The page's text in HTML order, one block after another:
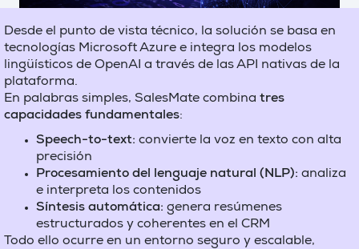
Desde el punto de vista técnico, la solución se basa en
tecnologías Microsoft Azure e integra los modelos
lingüísticos de OpenAI a través de las API nativas de la
plataforma.
En palabras simples, SalesMate combina tres
capacidades fundamentales:
Speech-to-text: convierte la voz en texto con alta
precisión
Procesamiento del lenguaje natural (NLP): analiza
e interpreta los contenidos
Síntesis automática: genera resúmenes
estructurados y coherentes en el CRM
Todo ello ocurre en un entorno seguro y escalable,